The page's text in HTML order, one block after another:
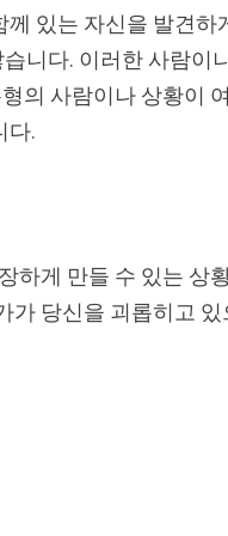
있는 자신을 발견
니다. 이러한 사람이
의 사람이나 상황이
다.
하게 만들 수 있는 상
가 당신을 괴롭히고